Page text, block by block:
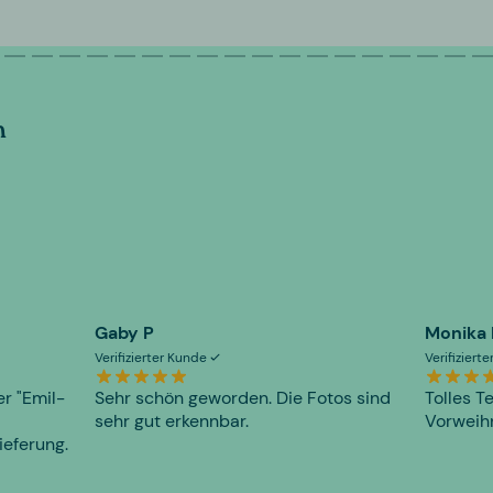
"Emil-
Gaby P
Verifizierter Kunde
Sehr schön geworden. Die Fotos sind
sehr gut erkennbar.
Monika
Tolles